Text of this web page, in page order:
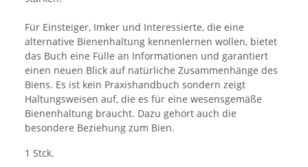
Für Einsteiger, Imker und Interessierte, die eine
alternative Bienenhaltung kennenlernen wollen, bietet
das Buch eine Fülle an Informationen und garantiert
einen neuen Blick auf natürliche Zusammenhänge des
Biens. Es ist kein Praxishandbuch sondern zeigt
Haltungsweisen auf, die es für eine wesensgemäße
Bienenhaltung braucht. Dazu gehört auch die
besondere Beziehung zum Bien.
1 Stck.